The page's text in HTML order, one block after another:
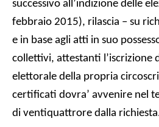
successivo all’indizione delle
febbraio 2015), rilascia – su
e in base agli atti in suo
collettivi, attestanti l’iscrizione
elettorale della propria
certificati dovra’ avvenire nel
di ventiquattrore dalla